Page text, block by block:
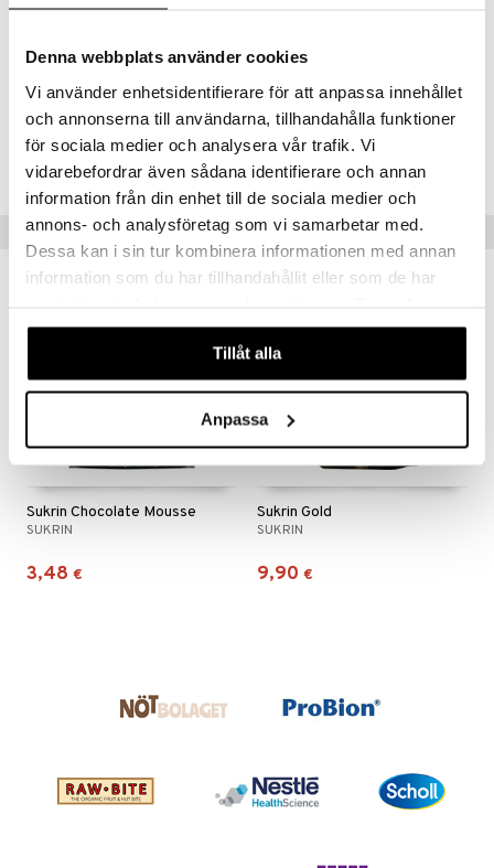
Denna webbplats använder cookies
Vi använder enhetsidentifierare för att anpassa innehållet
och annonserna till användarna, tillhandahålla funktioner
för sociala medier och analysera vår trafik. Vi
vidarebefordrar även sådana identifierare och annan
information från din enhet till de sociala medier och
annons- och analysföretag som vi samarbetar med.
Dessa kan i sin tur kombinera informationen med annan
information som du har tillhandahållit eller som de har
våra cookies vid fortsatt användande av vår webbplats.
Tillåt alla
Anpassa
Gluteeniton kaurajauho, makeutusaine (erytritoli), herneproteiini,
sakeuttamisaine (difosfaatti, natriumbikarbonaatti), vanilja-aromi,
Tuotenumero
HSSG6-SZ-100
Vinkkejä sinulle
Sukrin Chocolate Mousse
SUKRIN
3,48 €
Sukrin Gold
SUKRIN
9,90 €
rasvahapot
vahvistavat
säätelevät
helpottava
nenä & kurkku
K
energiaa
& vastauksia